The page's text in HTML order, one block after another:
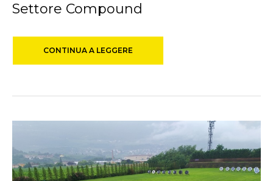
Settore Compound
CONTINUA A LEGGERE